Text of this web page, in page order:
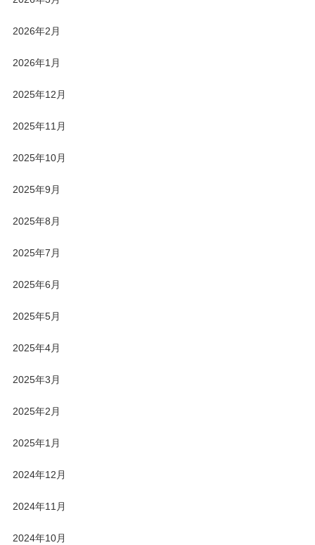
2026年2月
2026年1月
2025年12月
2025年11月
2025年10月
2025年9月
2025年8月
2025年7月
2025年6月
2025年5月
2025年4月
2025年3月
2025年2月
2025年1月
2024年12月
2024年11月
2024年10月